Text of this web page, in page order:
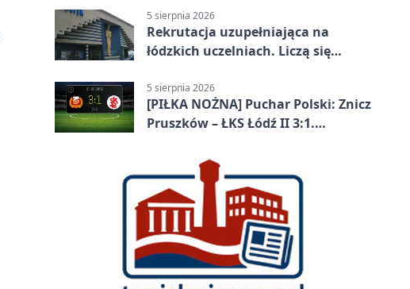
5 sierpnia 2026
Rekrutacja uzupełniająca na
łódzkich uczelniach. Liczą się
5 sierpnia 2026
[PIŁKA NOŻNA] Puchar Polski: Znicz
Pruszków – ŁKS Łódź II 3:1.